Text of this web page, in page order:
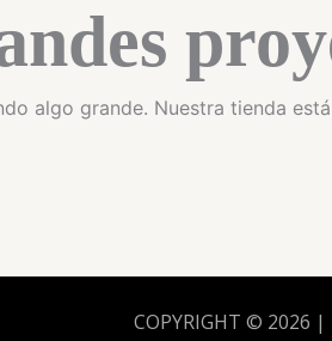
algo grande. Nuestra tienda
COPYRIGHT © 2026 |